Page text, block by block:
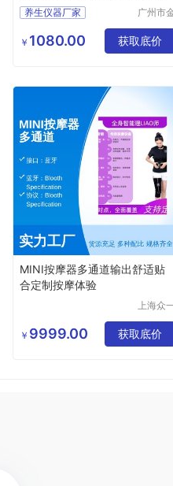
疏通仪
养生仪器厂家
美容院专用
广州市
美体设备
有限公
￥ 1080.00 获取底价
MINI按摩器多通道输出舒适贴
合定制按摩体验
上海众
有限公司
￥ 9999.00 获取底价